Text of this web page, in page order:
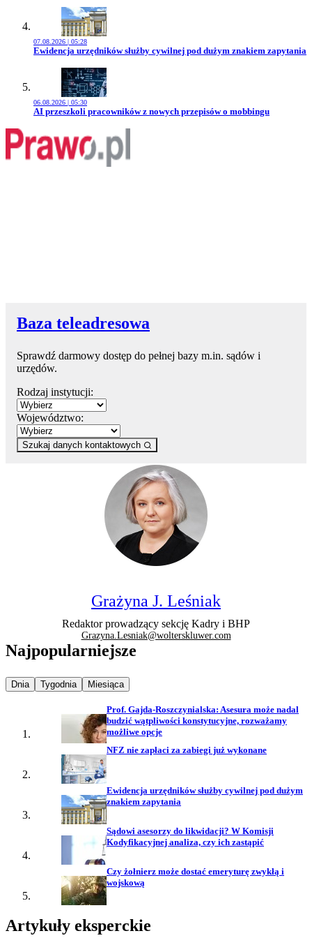
07.08.2026 | 05:28
Przejdź do artykułu:
Ewidencja urzędników służby cywilnej pod dużym znakiem zapytania
06.08.2026 | 05:30
Przejdź do artykułu:
AI przeszkoli pracowników z nowych przepisów o mobbingu
Baza teleadresowa
Sprawdź darmowy dostęp do pełnej bazy m.in. sądów i
urzędów.
Rodzaj instytucji:
Województwo:
Szukaj danych kontaktowych
Grażyna J. Leśniak
Redaktor prowadzący sekcję Kadry i BHP
Grazyna.Lesniak@wolterskluwer.com
Najpopularniejsze
Najpopularniejsze wiadomości z
Dnia Najpopularniejsze wiadomości z
Tygodnia Najpopularniejsze wiadomości z
Miesiąca
Prof. Gajda-Roszczynialska: Asesura może nadal
budzić wątpliwości konstytucyjne, rozważamy
możliwe opcje
NFZ nie zapłaci za zabiegi już wykonane
Ewidencja urzędników służby cywilnej pod dużym
znakiem zapytania
Sądowi asesorzy do likwidacji? W Komisji
Kodyfikacyjnej analiza, czy ich zastąpić
Czy żołnierz może dostać emeryturę zwykłą i
wojskową
Artykuły eksperckie